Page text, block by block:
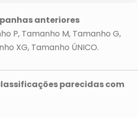
Perfume
anteriores
P Tamanho M Tamanho G
XG Tamanho ÚNICO
parecidas com